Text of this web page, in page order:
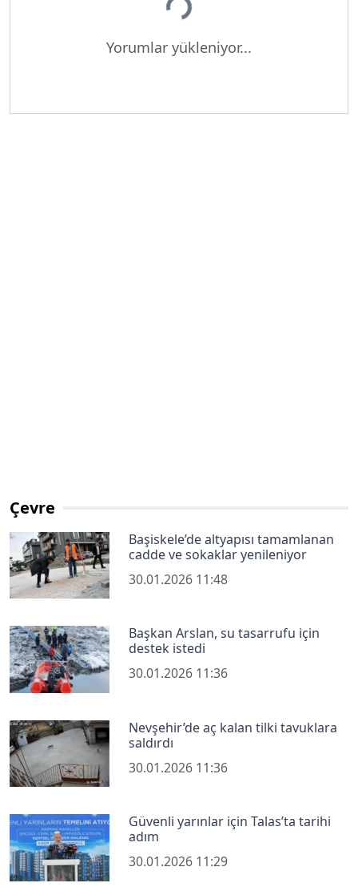
Yükleniyor...
Yorumlar yükleniyor...
Çevre
Başiskele’de altyapısı tamamlanan
cadde ve sokaklar yenileniyor
30.01.2026 11:48
Başkan Arslan, su tasarrufu için
destek istedi
30.01.2026 11:36
Nevşehir’de aç kalan tilki tavuklara
saldırdı
30.01.2026 11:36
Güvenli yarınlar için Talas’ta tarihi
adım
30.01.2026 11:29